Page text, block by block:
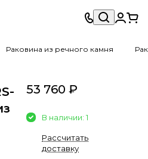
Раковина из речного камня
53 760 ₽
В наличии: 1
Рассчитать
доставку